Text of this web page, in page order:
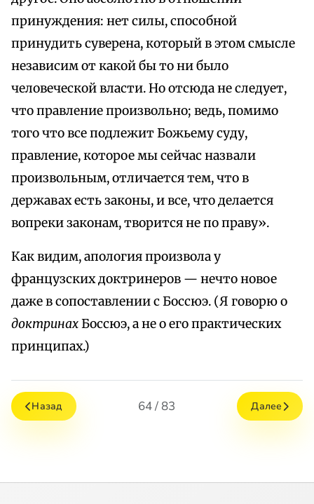
принуждения: нет силы, способной
принудить суверена, который в этом смысле
независим от какой бы то ни было
человеческой власти. Но отсюда не следует,
что правление произвольно; ведь, помимо
того что все подлежит Божьему суду,
правление, которое мы сейчас назвали
произвольным, отличается тем, что в
державах есть законы, и все, что делается
вопреки законам, творится не по праву».
Как видим, апология произвола у
французских доктринеров — нечто новое
даже в сопоставлении с Боссюэ. (Я говорю о
доктринахБоссюэ, а не о его практических
принципах.)
Назад 64 / 83 Далее